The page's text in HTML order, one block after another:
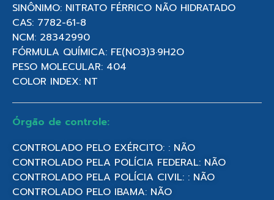
SINÔNIMO: NITRATO FÉRRICO NÃO HIDRATADO
CAS: 7782-61-8
NCM: 28342990
FÓRMULA QUÍMICA: FE(NO3)3·9H2O
PESO MOLECULAR: 404
COLOR INDEX: NT
Órgão de controle:
CONTROLADO PELO EXÉRCITO: : NÃO
CONTROLADO PELA POLÍCIA FEDERAL: NÃO
CONTROLADO PELA POLÍCIA CIVIL: : NÃO
CONTROLADO PELO IBAMA: NÃO